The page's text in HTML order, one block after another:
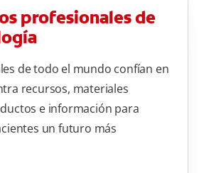
profesionales de
de todo el mundo confían en
recursos, materiales
e información para
un futuro más